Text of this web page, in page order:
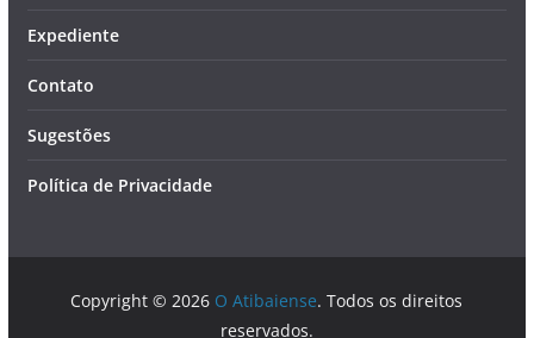
Expediente
Contato
Sugestões
Política de Privacidade
Copyright © 2026 O Atibaiense. Todos os direitos
reservados.